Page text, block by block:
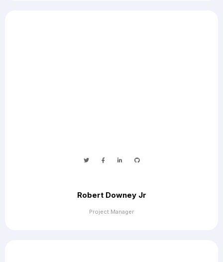
Robert Downey Jr
Project Manager